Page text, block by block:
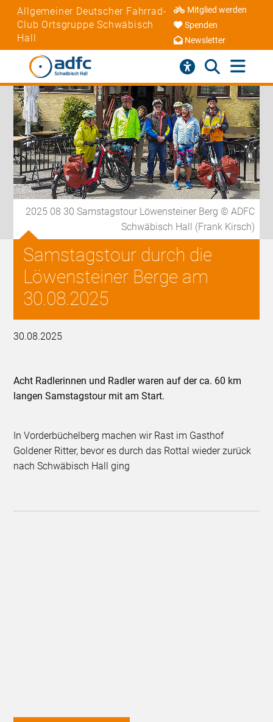
Allgemeiner Deutscher Fahrrad-
Club Ortsgruppe Schwäbisch
Hall
Mitglied werden
Spenden
Newsletter
2025 08 30 Samstagstour Löwensteiner Berg © ADFC
Schwäbisch Hall (Frank Kirsch)
Samstagstour durch die
Löwensteiner Berge am
30.08.2025
30.08.2025
Acht Radlerinnen und Radler waren auf der ca. 60 km
langen Samstagstour mit am Start.
In Vorderbüchelberg machen wir Rast im Gasthof
Goldener Ritter, bevor es durch das Rottal wieder zurück
nach Schwäbisch Hall ging